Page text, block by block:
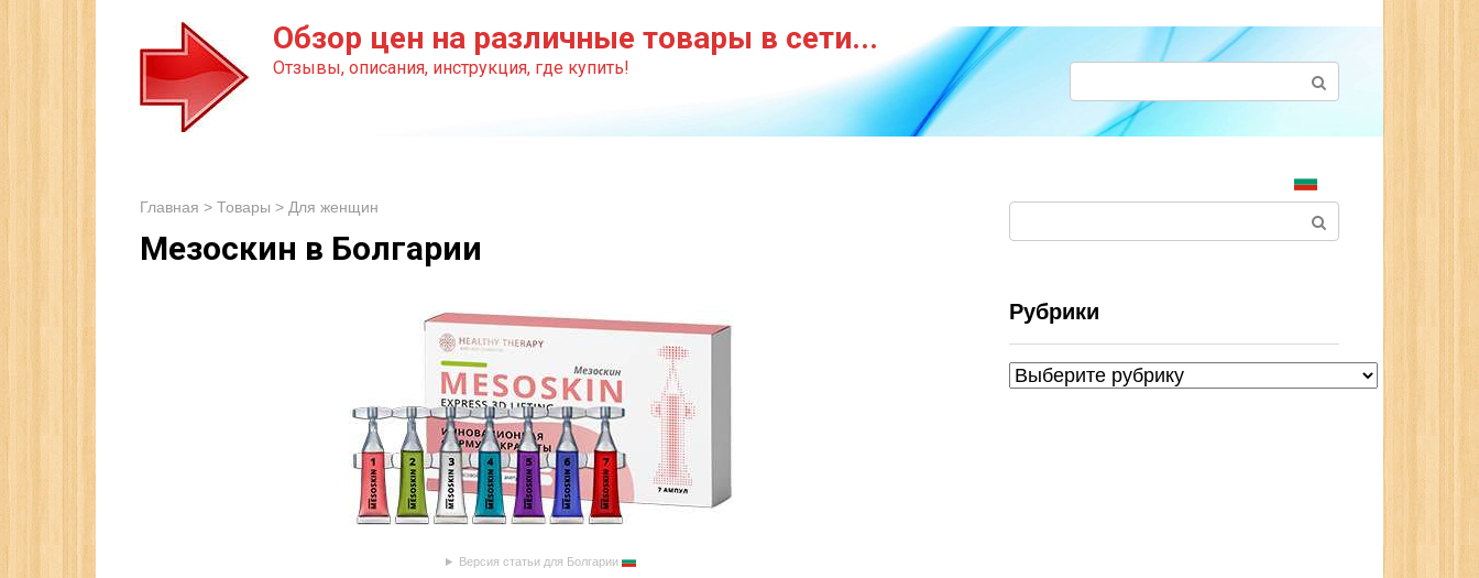
Обзор цен на различные товары в сети...
Отзывы, описания, инструкция, где купить!
Главная > Товары > Для женщин
Мезоскин в Болгарии
Версия статьи для Болгарии
Рубрики
Рубрики